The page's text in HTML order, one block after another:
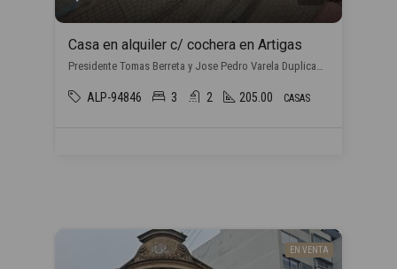
Casa en alquiler c/ cochera en Artigas
Presidente Tomas Berreta y Jose Pedro Varela Duplicado, , Artigas
ALP-94846 3 2 205.00 CASAS
EN VENTA